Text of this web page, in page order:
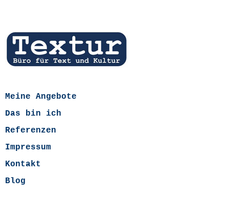
Meine Angebote
Das bin ich
Referenzen
Impressum
Kontakt
Blog